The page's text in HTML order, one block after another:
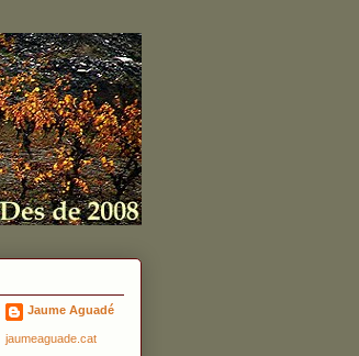
Jaume Aguadé
jaumeaguade.cat